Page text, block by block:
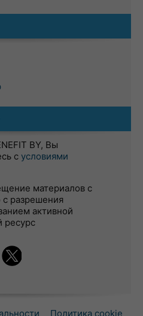
BY, Вы
с условиями
материалов с
с разрешения
активной
ресурс
Политика cookie